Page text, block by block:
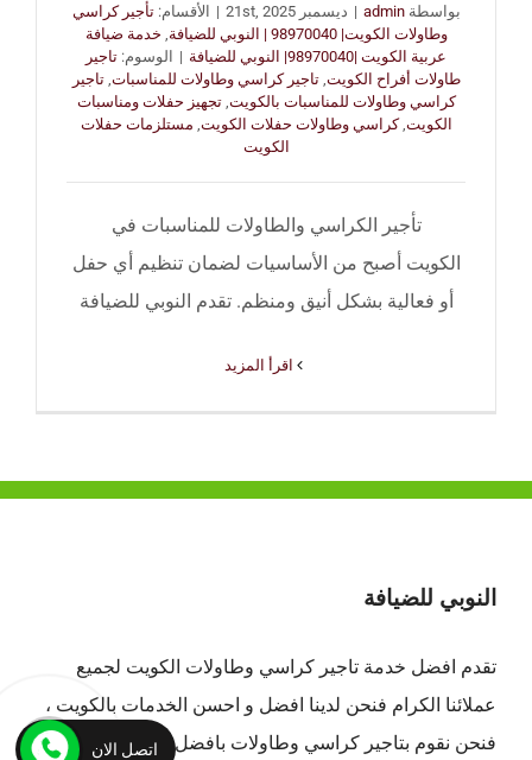
بواسطةadmin
| ديسمبر 21st, 2025 | الأقسام:تأجير كراسي
وطاولات الكويت| 98970040 | النوبي للضيافة
خدمة ضيافة
عربية الكويت |98970040| النوبي للضيافة
| الوسوم: تاجير
طاولات أفراح الكويت ,تاجير كراسي وطاولات للمناسبات ,تاجير
كراسي وطاولات للمناسبات بالكويت ,تجهيز حفلات ومناسبات
الكويت ,كراسي وطاولات حفلات الكويت مستلزمات حفلات
الكويت
تأجير الكراسي والطاولات للمناسبات في
الكويت أصبح من الأساسيات لضمان تنظيم أي حفل
أو فعالية بشكل أنيق ومنظم. تقدم النوبي للضيافة
النوبي للضيافة
تقدم افضل خدمة تاجير كراسي وطاولات الكويت لجميع
عملائنا الكرام فنحن لدينا افضل و احسن الخدمات بالكويت ،
فنحن نقوم بتاجير كراسي وطاولات بافضل الاسعار التي
اتصل الان